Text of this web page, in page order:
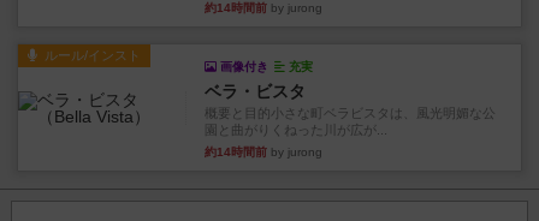
約14時間前 by jurong
ルール/インスト
画像付き 充実
ベラ・ビスタ
概要と目的小さな町ベラビスタは、風光明媚な公
園と曲がりくねった川が広が...
約14時間前 by jurong